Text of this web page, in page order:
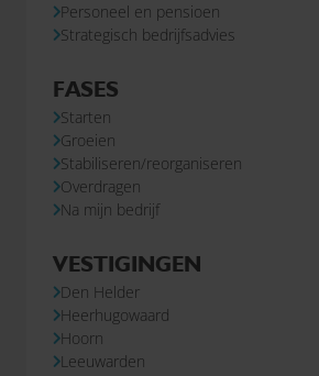
Personeel en pensioen
Strategisch bedrijfsadvies
FASES
Starten
Groeien
Stabiliseren/reorganiseren
Overdragen
Na mijn bedrijf
VESTIGINGEN
Den Helder
Heerhugowaard
Hoorn
Leeuwarden